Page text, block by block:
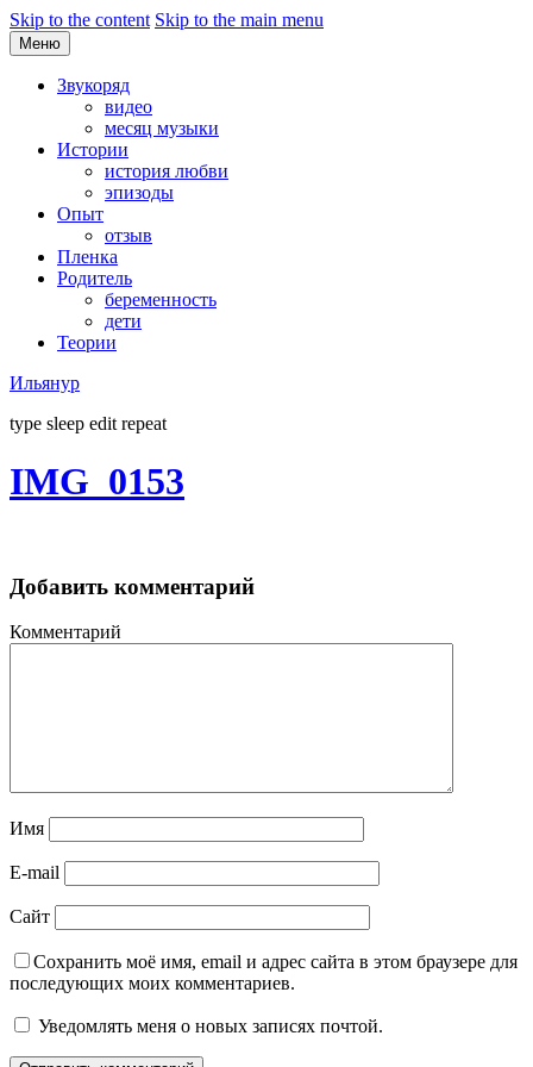
Skip to the content Skip to the main menu
Меню
Звукоряд
видео
месяц музыки
Истории
история любви
эпизоды
Опыт
отзыв
Пленка
Родитель
беременность
дети
Теории
Ильянур
type sleep edit repeat
IMG_0153
Добавить комментарий
Комментарий
Имя
E-mail
Сайт
Сохранить моё имя, email и адрес сайта в этом браузере для
последующих моих комментариев.
Уведомлять меня о новых записях почтой.